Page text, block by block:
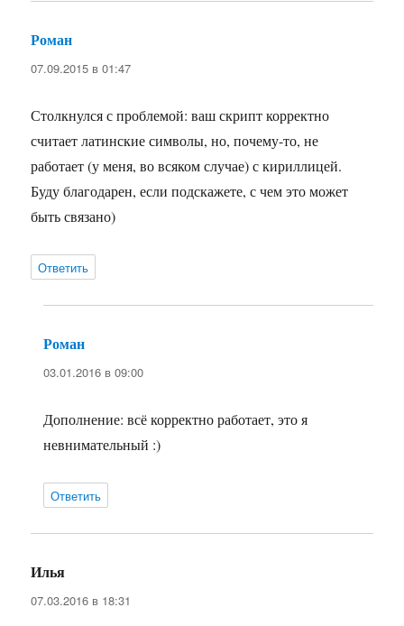
Роман
07.09.2015 в 01:47
Столкнулся с проблемой: ваш скрипт корректно
считает латинские символы, но, почему-то, не
работает (у меня, во всяком случае) с кириллицей.
Буду благодарен, если подскажете, с чем это может
быть связано)
Ответить
Роман
03.01.2016 в 09:00
Дополнение: всё корректно работает, это я
невнимательный :)
Ответить
Илья
07.03.2016 в 18:31